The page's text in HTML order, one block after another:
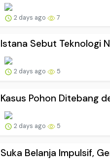
2 days ago 7
Istana Sebut Teknologi
2 days ago 5
Kasus Pohon Ditebang
2 days ago 5
Suka Belanja Impulsif,